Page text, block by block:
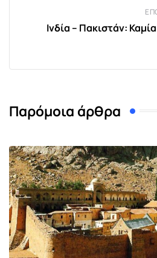
Ινδία – Πακιστάν:
Παρόμοια άρθρα